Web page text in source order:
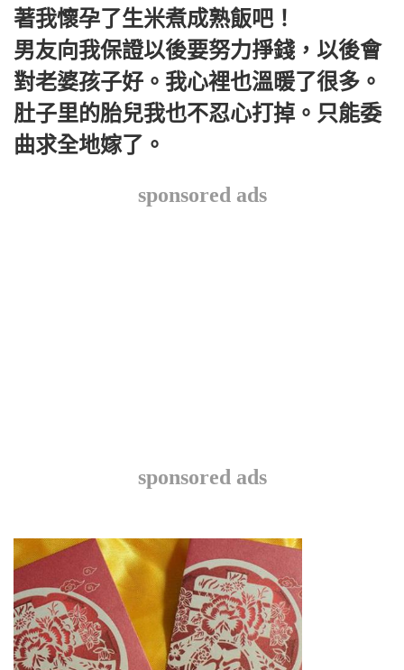
著我懷孕了生米煮成熟飯吧！
男友向我保證以後要努力掙錢，以後會
對老婆孩子好。我心裡也溫暖了很多。
肚子里的胎兒我也不忍心打掉。只能委
曲求全地嫁了。
sponsored ads
sponsored ads